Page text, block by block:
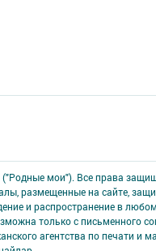
("Родные мои"). Все права
размещенные на сайте,
и распространение в
только с письменного
агентства по печати и